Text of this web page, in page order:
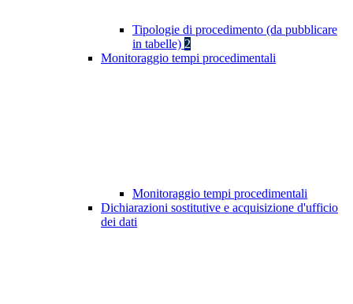
Tipologie di procedimento (da pubblicare
in tabelle) 2
Monitoraggio tempi procedimentali
Monitoraggio tempi procedimentali
Dichiarazioni sostitutive e acquisizione d'ufficio
dei dati